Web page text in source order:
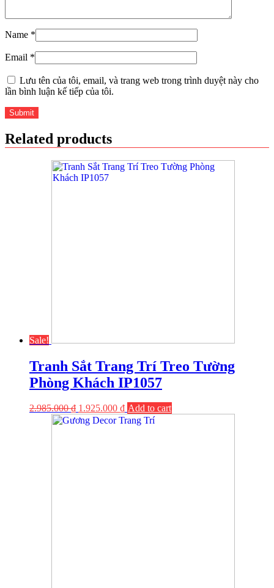
Name *
Email *
Lưu tên của tôi, email, và trang web trong trình duyệt này cho
lần bình luận kế tiếp của tôi.
Related products
Sale!
Tranh Sắt Trang Trí Treo Tường
Phòng Khách IP1057
2.985.000₫ 1.925.000 ₫ Add to cart